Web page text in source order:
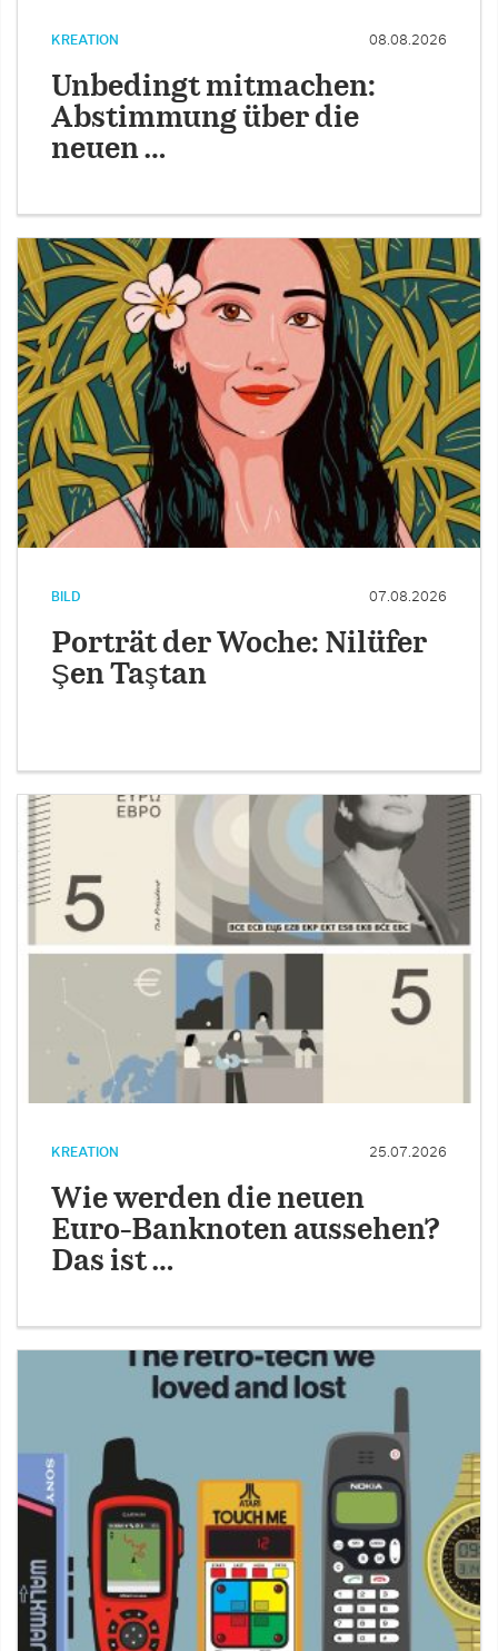
KREATION 08.08.2026
Unbedingt mitmachen:
Abstimmung über die
neuen …
BILD 07.08.2026
Porträt der Woche: Nilüfer
Şen Taştan
KREATION 25.07.2026
Wie werden die neuen
Euro-Banknoten aussehen?
Das ist …